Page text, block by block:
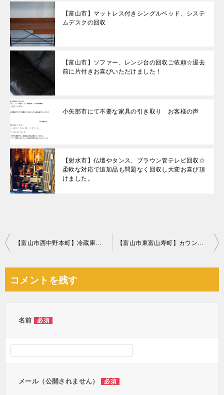
【富山市】マットレス付きシングルベッド、システ
ムデスクの回収
【富山市】ソファー、レンジ台の回収ご依頼☆退去
前に片付きお喜びいただけました！
小矢部市にて不要な家具の引き取り お客様の声
【射水市】仏壇やタンス、ブラウン管テレビ回収☆
柔軟な対応で追加品も問題なく回収し大変お喜び頂
けました。
投
ビ
【富山市西中野本町】冷蔵庫、洗濯機、電子レンジ等の回収・処分 【富山市東富山寿町】カウンターテーブル、ソファーの回収・処分
コメントを残す
名前 必須
メール（公開されません） 必須